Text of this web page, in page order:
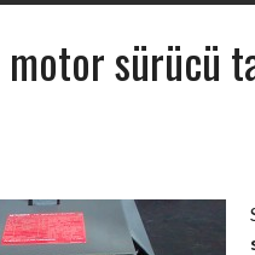
sürücü